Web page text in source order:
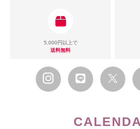
5,000円以上で
送料無料